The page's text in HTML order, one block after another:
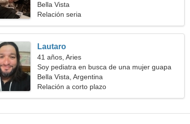
Bella Vista
Relación seria
Lautaro
41 años, Aries
Soy pediatra en busca de una mujer guapa
Bella Vista, Argentina
Relación a corto plazo